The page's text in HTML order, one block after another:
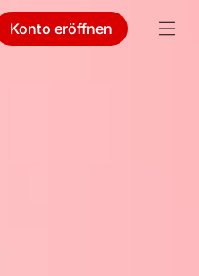
Konto eröffnen